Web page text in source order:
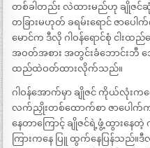
တစ်ခါတည်း လဲထားမည်ဟု ချို
တခြားမဟုတ် ခရမ်းရောင် ဇာပေ
မောင်က ဒီလို ဂါဝန်ရောင်စုံ ငါး
အဝတ်အစား အတွင်းခံဘောင်းဘီ ဘ
ထည်ထဲဝတ်ထားလိုက်သည်။
ဂါဝန်အောက်မှာ ချိုဇင် ကိုယ်လုံး
လက်ညှိုးတစ်ထောက်စာ ဇာပေါက်က
နေတာကြောင့် ချိုဇင်ရဲ့ဖွံ့ထွားန
ကြားကနေ ပြူ ထွက်နေပြန်သည်။